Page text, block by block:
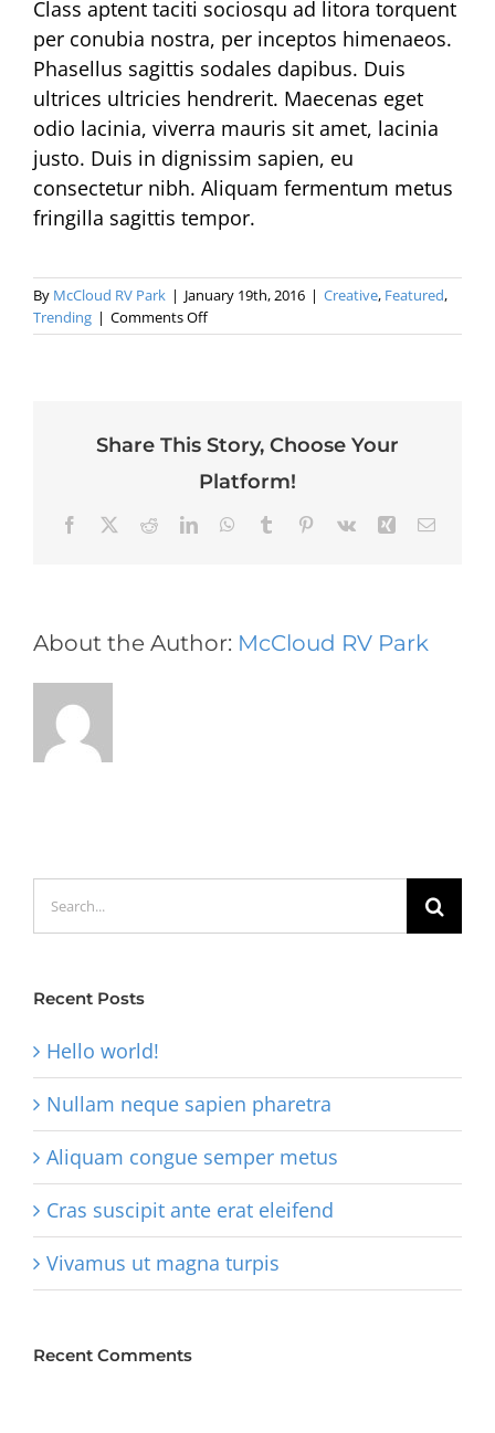
Class aptent taciti sociosqu ad litora torquent
per conubia nostra, per inceptos himenaeos.
Phasellus sagittis sodales dapibus. Duis
ultrices ultricies hendrerit. Maecenas eget
odio lacinia, viverra mauris sit amet, lacinia
justo. Duis in dignissim sapien, eu
consectetur nibh. Aliquam fermentum metus
fringilla sagittis tempor.
By McCloud RV Park | January 19th, 2016 | Creative, Featured,
Trending | Comments Offon
Aenean
ut
sapien
Share This Story, Choose Your
Platform!
Facebook RedditLinkedInWhatsApp
Tumblr Pinterest
Vk Xing Email
About the Author: McCloud RV Park
Recent Posts
Hello world!
Nullam neque sapien pharetra
Aliquam congue semper metus
Cras suscipit ante erat eleifend
Vivamus ut magna turpis
Recent Comments